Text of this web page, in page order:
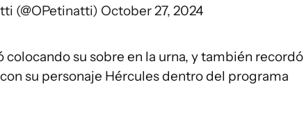
(@OPetinatti) October 27, 2024
su sobre en la urna, y también recordó
su personaje Hércules dentro del programa